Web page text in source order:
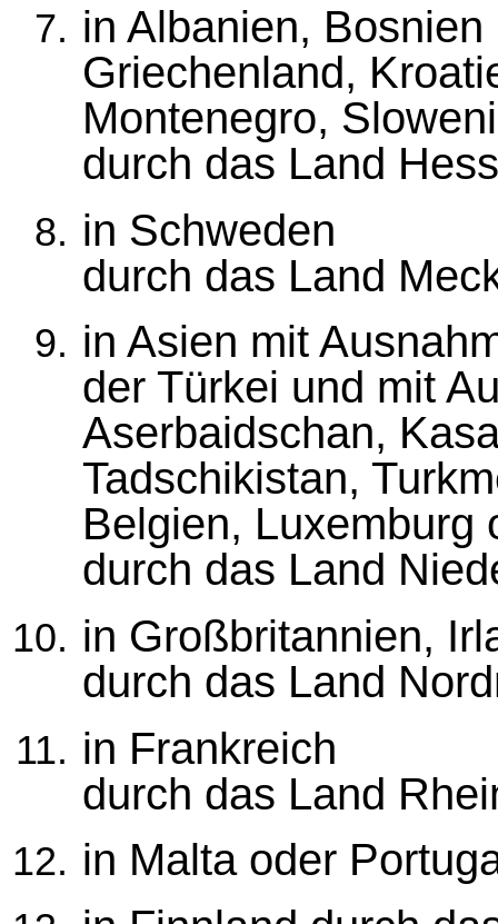
in Albanien,
Griechenland,
Montenegro,
durch das Land
in Schweden
durch das Land
in Asien mit
der Türkei und mit
Aserbaidschan,
Tadschikistan,
Belgien, Luxemburg
durch das Land
in Großbritannien,
durch das Land
in Frankreich
durch das Land
in Malta oder